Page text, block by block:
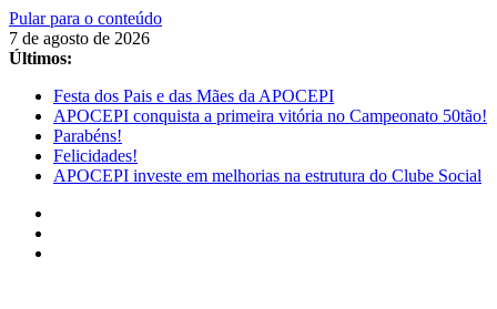
Pular para o conteúdo
7 de agosto de 2026
Últimos:
Festa dos Pais e das Mães da APOCEPI
APOCEPI conquista a primeira vitória no Campeonato 50tão!
Parabéns!
Felicidades!
APOCEPI investe em melhorias na estrutura do Clube Social